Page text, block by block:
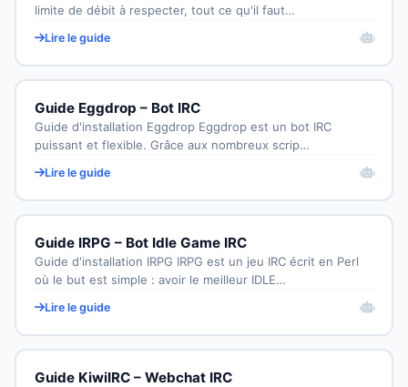
limite de débit à respecter, tout ce qu'il faut…
Lire le guide
Guide Eggdrop – Bot IRC
Guide d'installation Eggdrop Eggdrop est un bot IRC
puissant et flexible. Grâce aux nombreux scrip…
Lire le guide
Guide IRPG – Bot Idle Game IRC
Guide d'installation IRPG IRPG est un jeu IRC écrit en Perl
où le but est simple : avoir le meilleur IDLE…
Lire le guide
Guide KiwiIRC – Webchat IRC